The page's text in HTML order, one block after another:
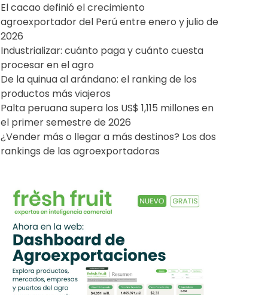
El cacao definió el crecimiento
agroexportador del Perú entre enero y julio de
2026
Industrializar: cuánto paga y cuánto cuesta
procesar en el agro
De la quinua al arándano: el ranking de los
productos más viajeros
Palta peruana supera los US$ 1,115 millones en
el primer semestre de 2026
¿Vender más o llegar a más destinos? Los dos
rankings de las agroexportadoras